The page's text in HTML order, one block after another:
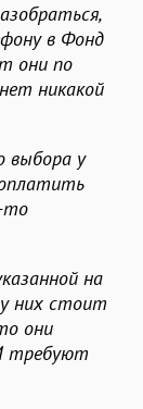
в Фонд
они по
никакой
выбора у
то
на
них стоит
они
требуют